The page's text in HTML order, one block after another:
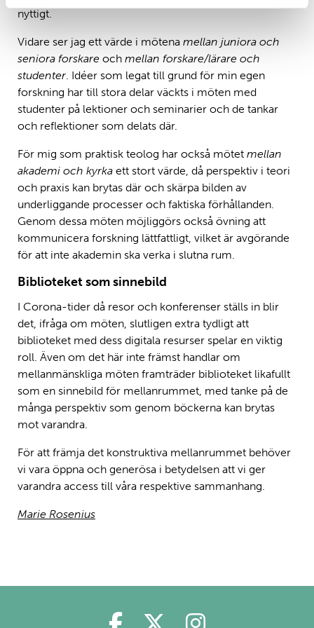
nyttigt.
Vidare ser jag ett värde i mötena mellan juniora och
seniora forskare och mellan forskare/lärare och
studenter. Idéer som legat till grund för min egen
forskning har till stora delar väckts i möten med
studenter på lektioner och seminarier och de tankar
och reflektioner som delats där.
För mig som praktisk teolog har också mötet mellan
akademi och kyrka ett stort värde, då perspektiv i teori
och praxis kan brytas där och skärpa bilden av
underliggande processer och faktiska förhållanden.
Genom dessa möten möjliggörs också övning att
kommunicera forskning lättfattligt, vilket är avgörande
för att inte akademin ska verka i slutna rum.
Biblioteket som sinnebild
I Corona-tider då resor och konferenser ställs in blir
det, ifråga om möten, slutligen extra tydligt att
biblioteket med dess digitala resurser spelar en viktig
roll. Även om det här inte främst handlar om
mellanmänskliga möten framträder biblioteket likafullt
som en sinnebild för mellanrummet, med tanke på de
många perspektiv som genom böckerna kan brytas
mot varandra.
För att främja det konstruktiva mellanrummet behöver
vi vara öppna och generösa i betydelsen att vi ger
varandra access till våra respektive sammanhang.
Marie Rosenius